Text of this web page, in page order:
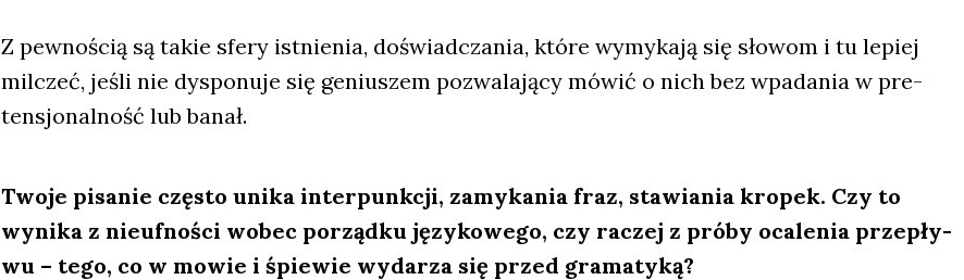
Z pew­no­ścią są takie sfe­ry ist­nie­nia, doświad­cza­nia, któ­re wymy­ka­ją się sło­wom i tu lepiej
mil­czeć, jeśli nie dys­po­nu­je się geniu­szem pozwa­la­ją­cy mówić o nich bez wpa­da­nia w pre­
ten­sjo­nal­ność lub banał.
Two­je pisa­nie czę­sto uni­ka inter­punk­cji, zamy­ka­nia fraz, sta­wia­nia kro­pek. Czy to
wyni­ka z nie­uf­no­ści wobec porząd­ku języ­ko­we­go, czy raczej z pró­by oca­le­nia prze­pły­
wu – tego, co w mowie i śpie­wie wyda­rza się przed gra­ma­ty­ką?